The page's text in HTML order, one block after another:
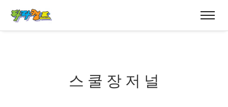
스 쿨 장 저 널